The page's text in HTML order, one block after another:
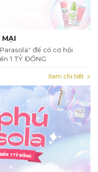
MẠI
để có cơ hội
1 TỶ ĐỒNG
Xem chi tiết